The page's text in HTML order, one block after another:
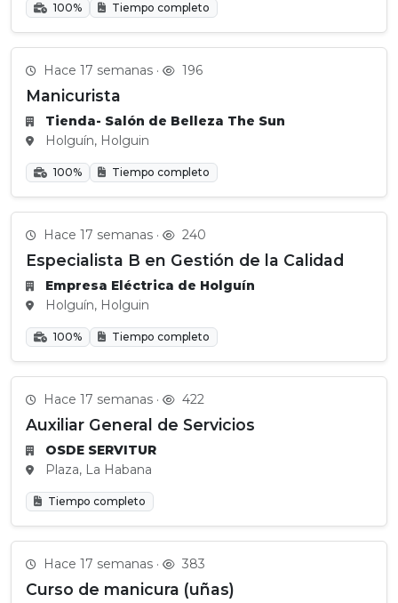
100% Tiempo completo
Hace 17 semanas · 196
Manicurista
Tienda- Salón de Belleza The Sun
Holguín, Holguin
100% Tiempo completo
Hace 17 semanas · 240
Especialista B en Gestión de la Calidad
Empresa Eléctrica de Holguín
Holguín, Holguin
100% Tiempo completo
Hace 17 semanas · 422
Auxiliar General de Servicios
OSDE SERVITUR
Plaza, La Habana
Tiempo completo
Hace 17 semanas · 383
Curso de manicura (uñas)